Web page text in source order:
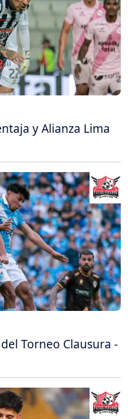
y Alianza Lima
Torneo Clausura -